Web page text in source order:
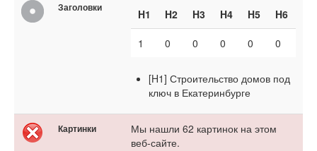
Заголовки H1 H2 H3 H4 H5 H6
1 0 0 0 0 0
[H1] Строительство домов под
ключ в Екатеринбурге
Картинки
Мы нашли 62 картинок на этом
веб-сайте.